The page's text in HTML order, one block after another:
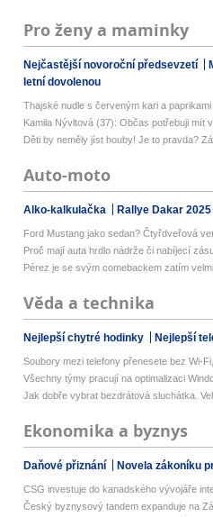
Pro ženy a maminky
Nejčastější novoroční předsevzetí
letní dovolenou
Thajské nudle s červeným kari a paprikami
Kamila Nývltová (37): Občas potřebuji mít
Děti by neměly jíst houby! Je to pravda?
Auto-moto
Alko-kalkulačka Rallye Dakar 2025
Ford Mustang jako sedan? Čtyřdveřová
Proč mají auta hrdlo nádrže či nabíjecí
Pérez je se svým comebackem zatím
Věda a technika
Nejlepší chytré hodinky Nejlepší
Soubory mezi telefony přenesete bez Wi-
Všechny týmy pracují na optimalizaci
Jak dobře vybrat bezdrátová sluchátka.
Ekonomika a byznys
Daňové přiznání Novela zákoníku
CSG investuje do kanadského vývojáře
Český byznysový tandem expanduje na